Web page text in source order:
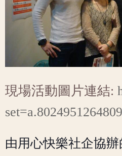
現場活動圖片連結:
由用心快樂社企協